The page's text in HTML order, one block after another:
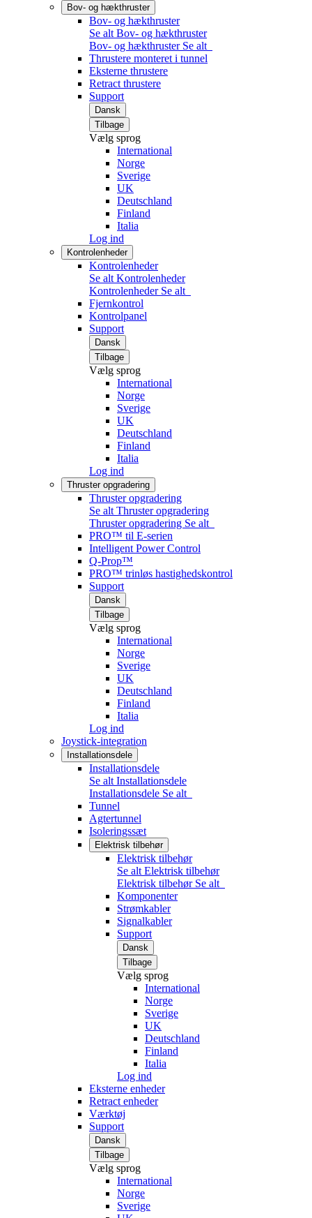
Bov- og hækthruster
Bov- og hækthruster
Se alt Bov- og hækthruster
Bov- og hækthruster Se alt
Thrustere monteret i tunnel
Eksterne thrustere
Retract thrustere
Support
Dansk
Tilbage
Vælg sprog
International
Norge
Sverige
UK
Deutschland
Finland
Italia
Log ind
Kontrolenheder
Kontrolenheder
Se alt Kontrolenheder
Kontrolenheder Se alt
Fjernkontrol
Kontrolpanel
Support
Dansk
Tilbage
Vælg sprog
International
Norge
Sverige
UK
Deutschland
Finland
Italia
Log ind
Thruster opgradering
Thruster opgradering
Se alt Thruster opgradering
Thruster opgradering Se alt
PRO™ til E-serien
Intelligent Power Control
Q-Prop™
PRO™ trinløs hastighedskontrol
Support
Dansk
Tilbage
Vælg sprog
International
Norge
Sverige
UK
Deutschland
Finland
Italia
Log ind
Joystick-integration
Installationsdele
Installationsdele
Se alt Installationsdele
Installationsdele Se alt
Tunnel
Agtertunnel
Isoleringssæt
Elektrisk tilbehør
Elektrisk tilbehør
Se alt Elektrisk tilbehør
Elektrisk tilbehør Se alt
Komponenter
Strømkabler
Signalkabler
Support
Dansk
Tilbage
Vælg sprog
International
Norge
Sverige
UK
Deutschland
Finland
Italia
Log ind
Eksterne enheder
Retract enheder
Værktøj
Support
Dansk
Tilbage
Vælg sprog
International
Norge
Sverige